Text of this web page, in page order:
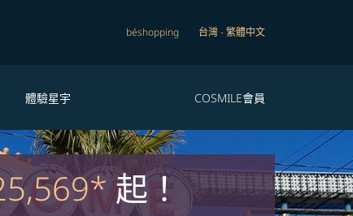
béshopping 台灣-繁體中文
體驗星宇 COSMILE會員
起！